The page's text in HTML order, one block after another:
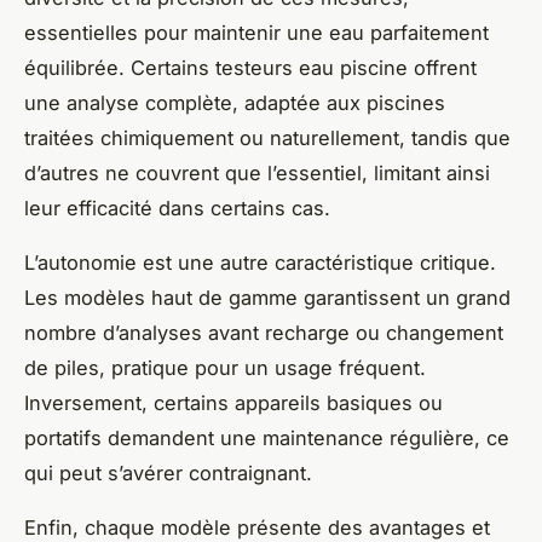
essentielles pour maintenir une eau parfaitement
équilibrée. Certains testeurs eau piscine offrent
une analyse complète, adaptée aux piscines
traitées chimiquement ou naturellement, tandis que
d’autres ne couvrent que l’essentiel, limitant ainsi
leur efficacité dans certains cas.
L’autonomie est une autre caractéristique critique.
Les modèles haut de gamme garantissent un grand
nombre d’analyses avant recharge ou changement
de piles, pratique pour un usage fréquent.
Inversement, certains appareils basiques ou
portatifs demandent une maintenance régulière, ce
qui peut s’avérer contraignant.
Enfin, chaque modèle présente des avantages et